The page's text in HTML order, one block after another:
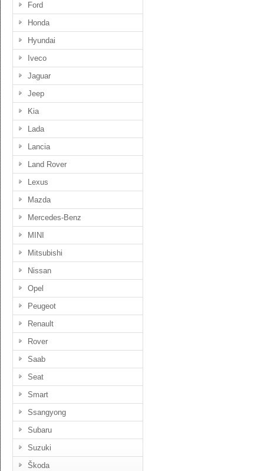
Ford
Honda
Hyundai
Iveco
Jaguar
Jeep
Kia
Lada
Lancia
Land Rover
Lexus
Mazda
Mercedes-Benz
MINI
Mitsubishi
Nissan
Opel
Peugeot
Renault
Rover
Saab
Seat
Smart
Ssangyong
Subaru
Suzuki
Škoda